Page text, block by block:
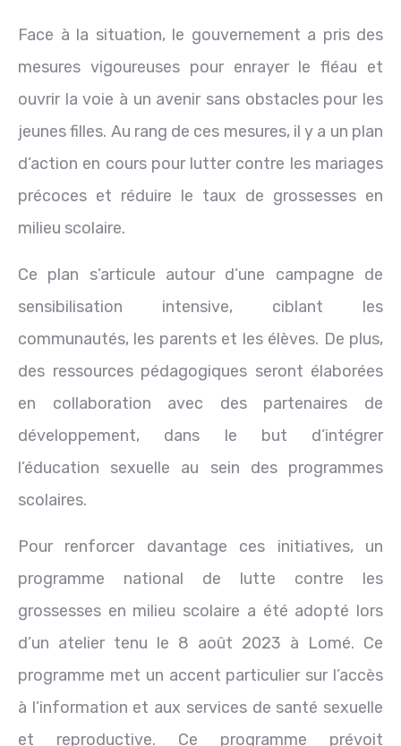
Face à la situation, le gouvernement a pris des
mesures vigoureuses pour enrayer le fléau et
ouvrir la voie à un avenir sans obstacles pour les
jeunes filles. Au rang de ces mesures, il y a un plan
d’action en cours pour lutter contre les mariages
précoces et réduire le taux de grossesses en
milieu scolaire.
Ce plan s’articule autour d’une campagne de
sensibilisation intensive, ciblant les
communautés, les parents et les élèves. De plus,
des ressources pédagogiques seront élaborées
en collaboration avec des partenaires de
développement, dans le but d’intégrer
l’éducation sexuelle au sein des programmes
scolaires.
Pour renforcer davantage ces initiatives, un
programme national de lutte contre les
grossesses en milieu scolaire a été adopté lors
d’un atelier tenu le 8 août 2023 à Lomé. Ce
programme met un accent particulier sur l’accès
à l’information et aux services de santé sexuelle
et reproductive. Ce programme prévoit